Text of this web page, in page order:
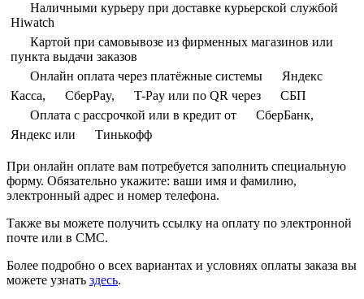
Наличными курьеру при доставке курьерской службой
Hiwatch
Картой при самовывозе из фирменных магазинов или
пункта выдачи заказов
Онлайн оплата через платёжные системы
Яндекс
Касса,
СберPay, T-Pay или по QR через
СБП
Оплата с рассрочкой или в кредит от
СберБанк,
Яндекс или
Тинькофф
При онлайн оплате вам потребуется заполнить специальную
форму. Обязательно укажите: ваши имя и фамилию,
электронный адрес и номер телефона.
Также вы можете получить ссылку на оплату по электронной
почте или в СМС.
Более подробно о всех вариантах и условиях оплаты заказа вы
можете узнать здесь.